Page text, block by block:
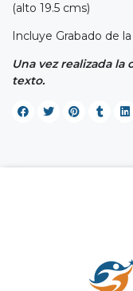
(alto 19.5 cms)
Incluye Grabado de la
Una vez realizada
texto.